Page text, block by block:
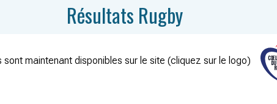
Résultats Rugby
sont maintenant disponibles sur le site (cliquez sur le logo)